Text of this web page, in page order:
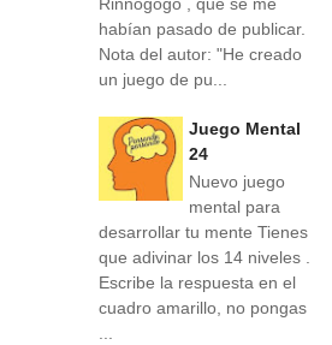
habían pasado de publicar.
Nota del autor: "He creado
un juego de pu...
Juego Mental
24
Nuevo juego
mental para
desarrollar tu mente Tienes
que adivinar los 14 niveles .
Escribe la respuesta en el
cuadro amarillo, no pongas
...